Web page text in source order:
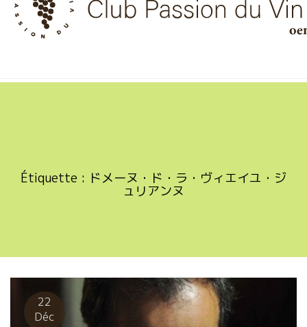
Skip
content
Étiquette : ドメーヌ・ド・ラ・ヴィエイユ・ジ
ュリアンヌ
22
Déc